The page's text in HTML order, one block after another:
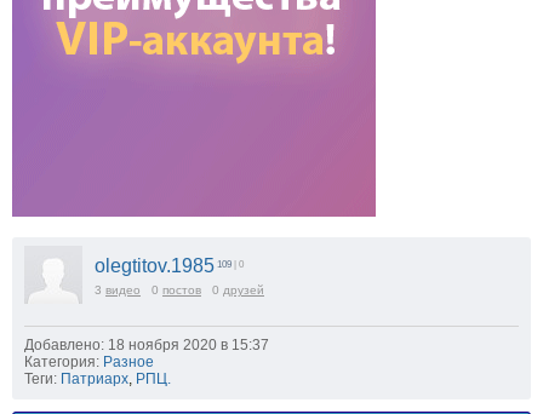
olegtitov.1985 109 | 0
3 видео 0 постов 0 друзей
Добавлено: 18 ноября 2020 в 15:37
Категория: Разное
Теги: Патриарх, РПЦ.